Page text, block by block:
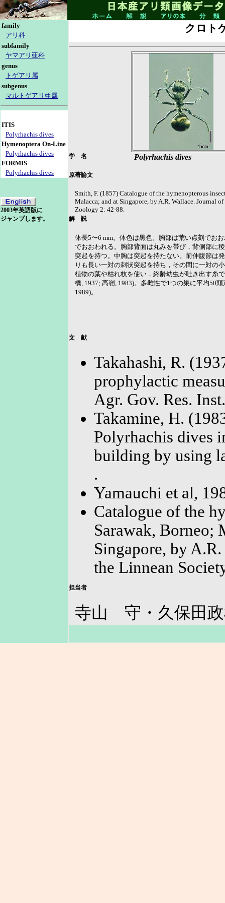
family
アリ科
subfamily
ヤマアリ亜科
genus
トゲアリ属
subgenus
マルトゲアリ亜属
ITIS
Polyrhachis dives
Hymenoptera On-Line
Polyrhachis dives
FORMIS
Polyrhachis dives
2003年英語版に
ジャンプします。
クロト
学 名 Polyrhachis dives
原著論文
Smith, F. (1857) Catalogue of the hymenopterous
Malacca; and at Singapore, by A.R. Wallace. Journal
Zoology 2: 42-88.
解 説
体長5〜6 mm。体色は黒色。胸部は荒い点刻でお
でおおわれる。胸部背面は丸みを帯び，背側部に
突起を持つ。中胸は突起を持たない。前伸腹節は
りも長い一対の刺状突起を持ち，その間に一対の
植物の葉や枯れ枝を使い，終齢幼虫が吐き出す糸
橋, 1937; 高嶺, 1983)。多雌性で1つの巣に平均50
1989)。
文 献
Takahashi, R.
prophylactic
Agr. Gov. Res.
Takamine, H.
Polyrhachis dives
building by using
.
Yamauchi et al,
Catalogue of the
Sarawak, Borneo;
Singapore, by
the Linnean
担当者
寺山 守・久保田